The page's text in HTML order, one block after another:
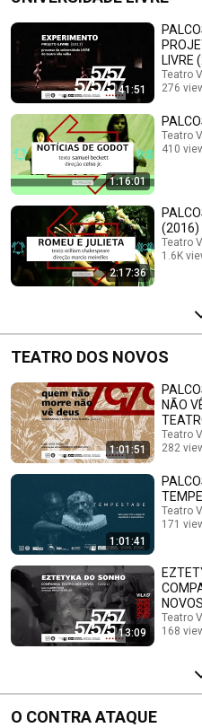
41:51
LIVRE
Teatro
276
1:16:01
Teatro
410
2:17:36
(2016)
Teatro
1.6K
TEATRO DOS NOVOS
1:01:51
NÃO
Teatro
282
1:01:41
Teatro
171
13:09
Teatro
168
O CONTRA ATAQUE